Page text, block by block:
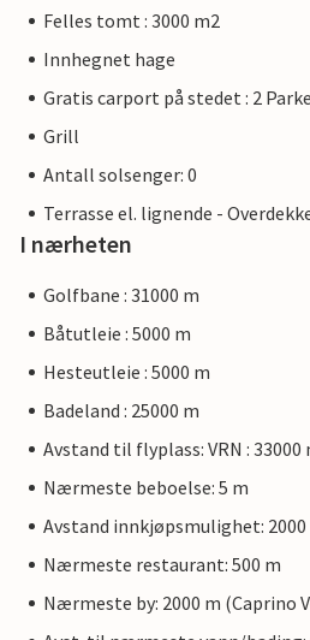
Felles tomt : 3000 m2
Innhegnet hage
Gratis carport på stedet : 2
Grill
Antall solsenger: 0
Terrasse el. lignende -
I nærheten
Golfbane : 31000 m
Båtutleie : 5000 m
Hesteutleie : 5000 m
Badeland : 25000 m
Avstand til flyplass: VRN : 33000
Nærmeste beboelse: 5 m
Avstand innkjøpsmulighet: 2000
Nærmeste restaurant: 500 m
Nærmeste by: 2000 m (Caprino